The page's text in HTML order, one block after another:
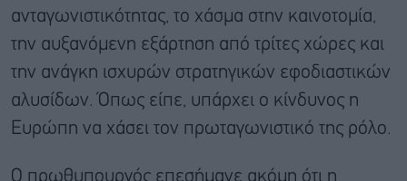
ανταγωνιστικότητας, το χάσμα στην καινοτομία,
την αυξανόμενη εξάρτηση από τρίτες χώρες και
την ανάγκη ισχυρών στρατηγικών εφοδιαστικών
αλυσίδων. Όπως είπε, υπάρχει ο κίνδυνος η
Ευρώπη να χάσει τον πρωταγωνιστικό της ρόλο.
Ο πρωθυπουργός επεσήμανε ακόμη ότι η